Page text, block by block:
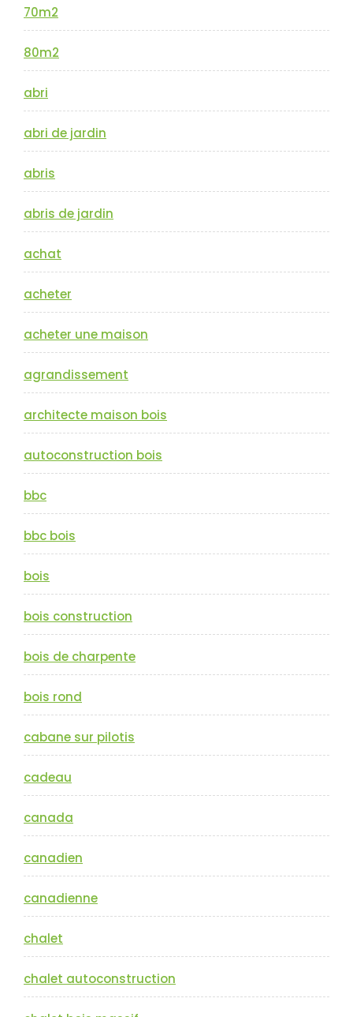
70m2
80m2
abri
abri de jardin
abris
abris de jardin
achat
acheter
acheter une maison
agrandissement
architecte maison bois
autoconstruction bois
bbc
bbc bois
bois
bois construction
bois de charpente
bois rond
cabane sur pilotis
cadeau
canada
canadien
canadienne
chalet
chalet autoconstruction